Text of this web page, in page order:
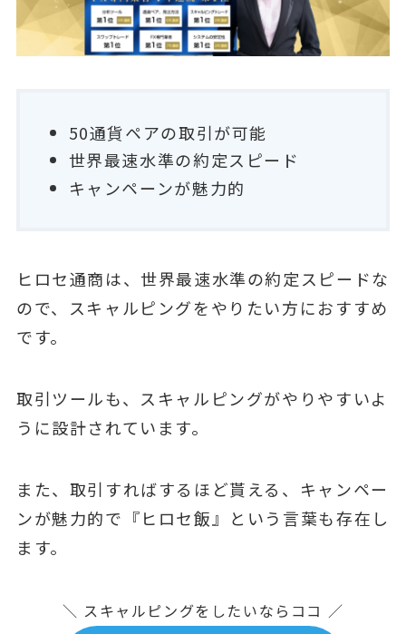
50通貨ペアの取引が可能
世界最速水準の約定スピード
キャンペーンが魅力的
ヒロセ通商は、世界最速水準の約定スピードな
ので、スキャルピングをやりたい方におすすめ
です。
取引ツールも、スキャルピングがやりやすいよ
うに設計されています。
また、取引すればするほど貰える、キャンペー
ンが魅力的で『ヒロセ飯』という言葉も存在し
ます。
＼ スキャルピングをしたいならココ ／